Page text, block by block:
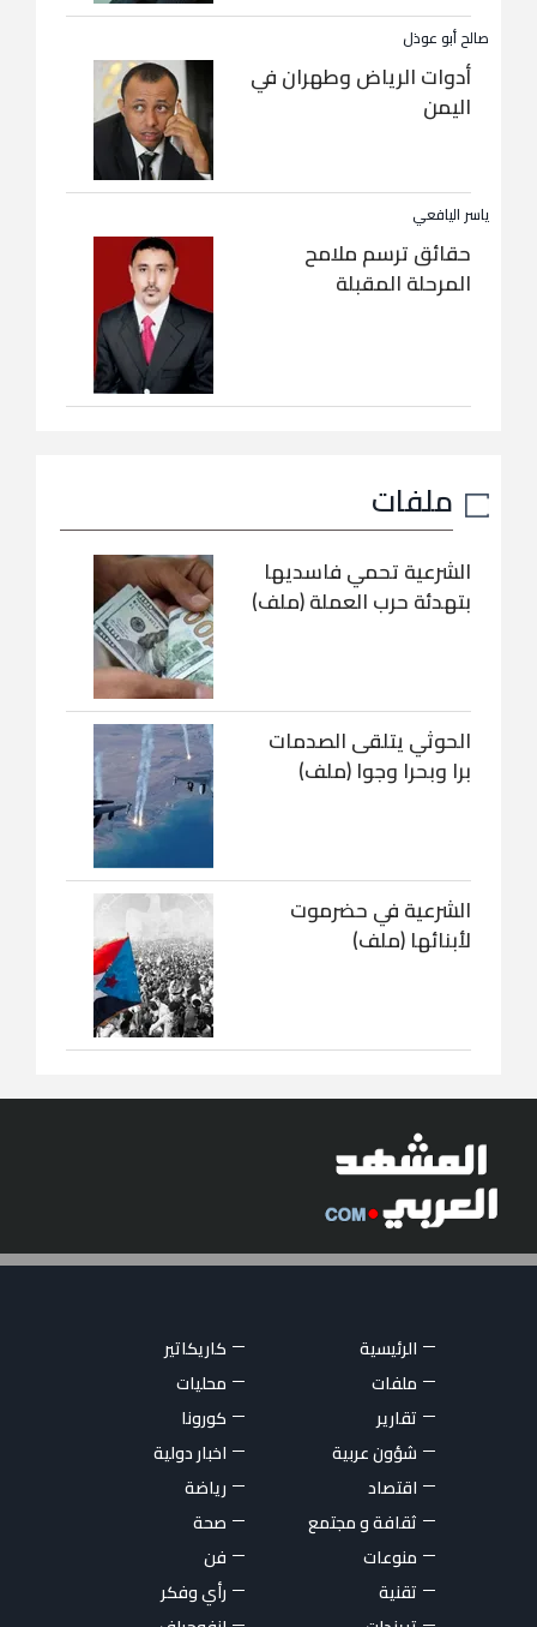
صالح أبو عوذل
أدوات الرياض وطهران في
اليمن
ياسر اليافعي
حقائق ترسم ملامح
المرحلة المقبلة
ملفات
الشرعية تحمي فاسديها
بتهدئة حرب العملة (ملف)
الحوثي يتلقى الصدمات
برا وبحرا وجوا (ملف)
الشرعية في حضرموت
لأبنائها (ملف)
الرئيسية
كاريكاتير
ملفات
محليات
تقارير
كورونا
شؤون عربية
اخبار دولية
اقتصاد
رياضة
ثقافة و مجتمع
صحة
منوعات
فن
تقنية
رأي وفكر